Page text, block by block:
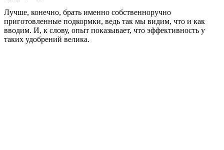
Лучше, конечно, брать именно собственноручно
приготовленные подкормки, ведь так мы видим, что и как
вводим. И, к слову, опыт показывает, что эффективность у
таких удобрений велика.